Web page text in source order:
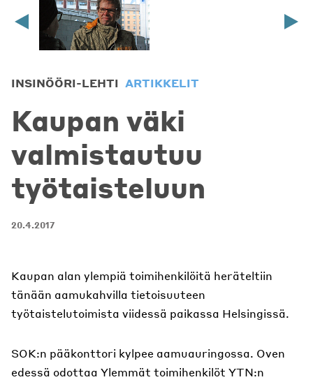
INSINÖÖRI-LEHTI ARTIKKELIT
Kaupan väki
valmistautuu
työtaisteluun
20.4.2017
Kaupan alan ylempiä toimihenkilöitä heräteltiin
tänään aamukahvilla tietoisuuteen
työtaistelutoimista viidessä paikassa Helsingissä.
SOK:n pääkonttori kylpee aamuauringossa. Oven
edessä odottaa Ylemmät toimihenkilöt YTN:n